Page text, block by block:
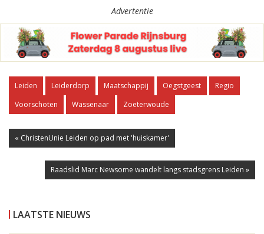
Advertentie
Leiden Leiderdorp Maatschappij Oegstgeest
Regio
Voorschoten
Wassenaar Zoeterwoude
« ChristenUnie Leiden op pad met 'huiskamer'
Raadslid Marc Newsome wandelt langs stadsgrens Leiden »
LAATSTE NIEUWS